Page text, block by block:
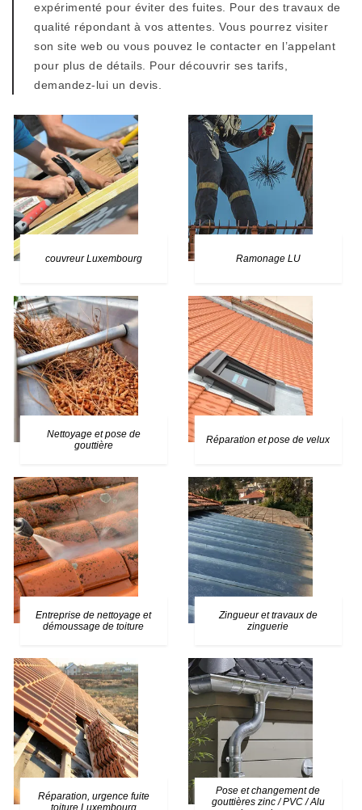
expérimenté pour éviter des fuites. Pour des travaux de
qualité répondant à vos attentes. Vous pourrez visiter
son site web ou vous pouvez le contacter en l’appelant
pour plus de détails. Pour découvrir ses tarifs,
demandez-lui un devis.
couvreur Luxembourg Ramonage LU
Nettoyage et pose de
gouttière
Réparation et pose de velux
Entreprise de nettoyage et
démoussage de toiture
Zingueur et travaux de
zinguerie
Réparation, urgence fuite
toiture Luxembourg
Pose et changement de
gouttières zinc / PVC / Alu